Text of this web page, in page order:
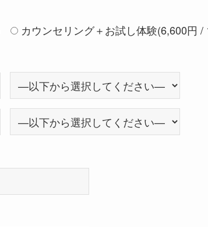
カウンセリング＋お試し体験(6,600円 /